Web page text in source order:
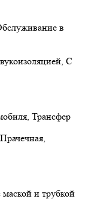
в
C
Трансфер
и трубкой